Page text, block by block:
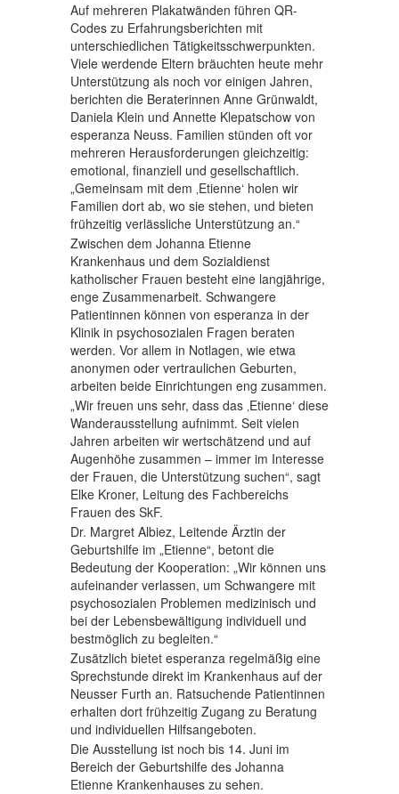
Auf mehreren Plakatwänden führen QR-
Codes zu Erfahrungsberichten mit
unterschiedlichen Tätigkeitsschwerpunkten.
Viele werdende Eltern bräuchten heute mehr
Unterstützung als noch vor einigen Jahren,
berichten die Beraterinnen Anne Grünwaldt,
Daniela Klein und Annette Klepatschow von
esperanza Neuss. Familien stünden oft vor
mehreren Herausforderungen gleichzeitig:
emotional, finanziell und gesellschaftlich.
„Gemeinsam mit dem ‚Etienne‘ holen wir
Familien dort ab, wo sie stehen, und bieten
frühzeitig verlässliche Unterstützung an.“
Zwischen dem Johanna Etienne
Krankenhaus und dem Sozialdienst
katholischer Frauen besteht eine langjährige,
enge Zusammenarbeit. Schwangere
Patientinnen können von esperanza in der
Klinik in psychosozialen Fragen beraten
werden. Vor allem in Notlagen, wie etwa
anonymen oder vertraulichen Geburten,
arbeiten beide Einrichtungen eng zusammen.
„Wir freuen uns sehr, dass das ‚Etienne‘ diese
Wanderausstellung aufnimmt. Seit vielen
Jahren arbeiten wir wertschätzend und auf
Augenhöhe zusammen – immer im Interesse
der Frauen, die Unterstützung suchen“, sagt
Elke Kroner, Leitung des Fachbereichs
Frauen des SkF.
Dr. Margret Albiez, Leitende Ärztin der
Geburtshilfe im „Etienne“, betont die
Bedeutung der Kooperation: „Wir können uns
aufeinander verlassen, um Schwangere mit
psychosozialen Problemen medizinisch und
bei der Lebensbewältigung individuell und
bestmöglich zu begleiten.“
Zusätzlich bietet esperanza regelmäßig eine
Sprechstunde direkt im Krankenhaus auf der
Neusser Furth an. Ratsuchende Patientinnen
erhalten dort frühzeitig Zugang zu Beratung
und individuellen Hilfsangeboten.
Die Ausstellung ist noch bis 14. Juni im
Bereich der Geburtshilfe des Johanna
Etienne Krankenhauses zu sehen.